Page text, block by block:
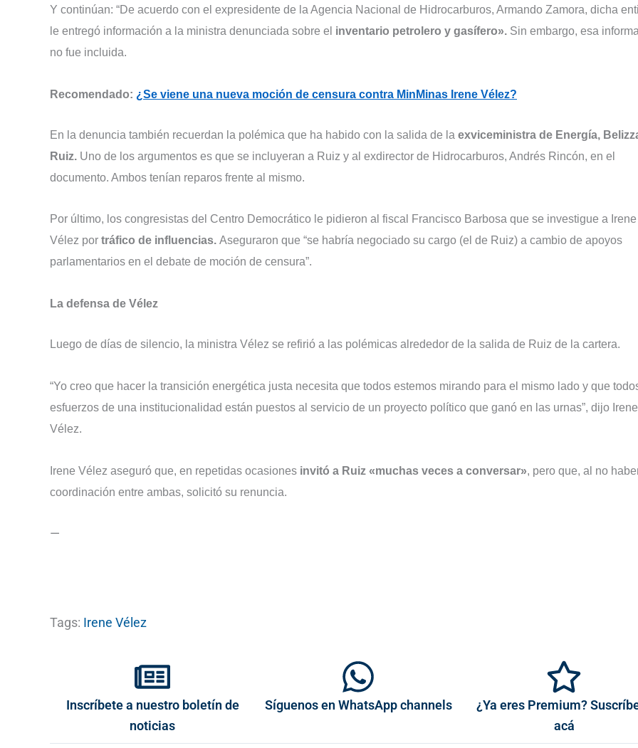
Y continúan: “De acuerdo con el expresidente de la Agencia Nacional de Hidrocarburos, Armando Zamora, dicha
le entregó información a la ministra denunciada sobre el inventario petrolero y gasífero». Sin embargo, esa
no fue incluida.
Recomendado: ¿Se viene una nueva moción de censura contra MinMinas Irene Vélez?
En la denuncia también recuerdan la polémica que ha habido con la salida de la exviceministra de Energía,
Ruiz. Uno de los argumentos es que se incluyeran a Ruiz y al exdirector de Hidrocarburos, Andrés Rincón, en el
documento. Ambos tenían reparos frente al mismo.
Por último, los congresistas del Centro Democrático le pidieron al fiscal Francisco Barbosa que se investigue a Irene
Vélez por tráfico de influencias. Aseguraron que “se habría negociado su cargo (el de Ruiz) a cambio de apoyos
parlamentarios en el debate de moción de censura”.
La defensa de Vélez
Luego de días de silencio, la ministra Vélez se refirió a las polémicas alrededor de la salida de Ruiz de la cartera.
“Yo creo que hacer la transición energética justa necesita que todos estemos mirando para el mismo lado y que
esfuerzos de una institucionalidad están puestos al servicio de un proyecto político que ganó en las urnas”, dijo Irene
Vélez.
Irene Vélez aseguró que, en repetidas ocasiones invitó a Ruiz «muchas veces a conversar», pero que, al no
coordinación entre ambas, solicitó su renuncia.
—
Tags: Irene Vélez
Inscríbete a nuestro boletín de
noticias
Síguenos en WhatsApp channels
¿Ya eres Premium?
acá